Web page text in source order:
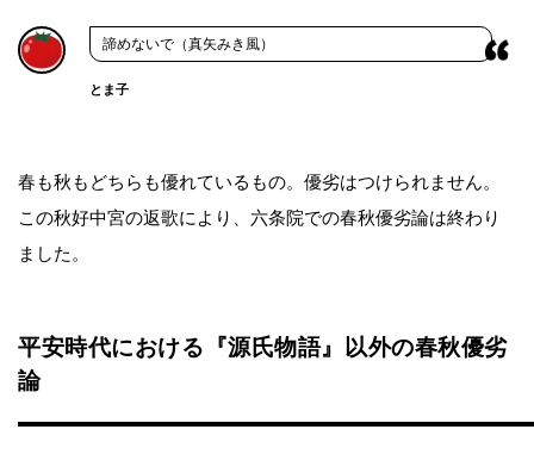
諦めないで（真矢みき風）
とま子
春も秋もどちらも優れているもの。優劣はつけられません。
この秋好中宮の返歌により、六条院での春秋優劣論は終わり
ました。
平安時代における『源氏物語』以外の春秋優劣
論